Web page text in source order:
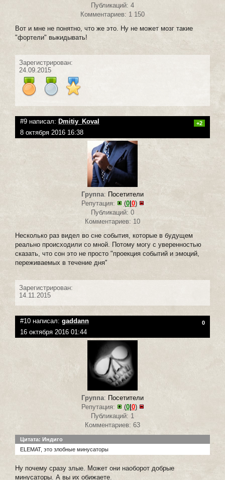
Публикаций: 4
Комментариев: 1 150
Вот и мне не понятно, что же это. Ну не может мозг такие
"фортели" выкидывать!
Зарегистрирован:
24.09.2015
#9 написал: Dmitiy_Koval +2
8 октября 2016 16:38
Группа: Посетители
Репутация:
(0| 0)
Публикаций: 0
Комментариев: 10
Несколько раз видел во сне события, которые в будущем
реально происходили со мной. Потому могу с уверенностью
сказать, что сон это не просто "проекция событий и эмоций,
переживаемых в течение дня"
Зарегистрирован:
14.11.2015
#10 написал: gaddann 0
16 октября 2016 01:44
Группа: Посетители
Репутация:
(0| 0)
Публикаций: 1
Комментариев: 63
Цитата: Индиго
ELEMAT, это злобные минусаторы
Ну почему сразу злые. Может они наоборот добрые
минусаторы. А вы их обижаете.